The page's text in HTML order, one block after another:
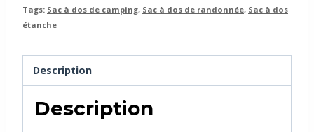
Tags: Sac à dos de camping, Sac à dos de randonnée, Sac à dos
étanche
Description
Description